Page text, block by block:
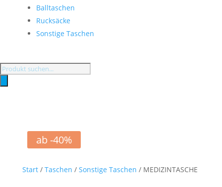
Balltaschen
Rucksäcke
Sonstige Taschen
Products
ab -40%
Start/ Taschen / Sonstige Taschen / MEDIZINTASCHE